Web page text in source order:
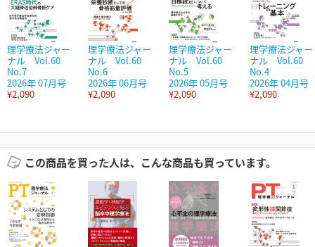
理学療法ジャー
ナル Vol.60
No.7
2026年 07月号
¥2,090
理学療法ジャー
ナル Vol.60
No.6
2026年 06月号
¥2,090
理学療法ジャー
ナル Vol.60
No.5
2026年 05月号
¥2,090
理学療法ジャー
ナル Vol.60
No.4
2026年 04月号
¥2,090
この商品を買った人は、こんな商品も買っています。